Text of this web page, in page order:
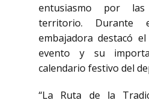
entusiasmo por
territorio. Durante
embajadora destacó
evento y su
calendario festivo del
“La Ruta de la